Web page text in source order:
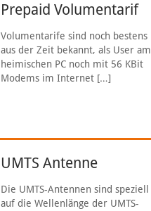
Prepaid Volumentarif
Volumentarife sind noch bestens
aus der Zeit bekannt, als User am
heimischen PC noch mit 56 KBit
Modems im Internet […]
UMTS Antenne
Die UMTS-Antennen sind speziell
auf die Wellenlänge der UMTS-